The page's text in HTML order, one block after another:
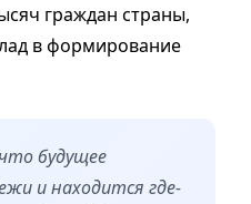
граждан страны,
в формирование
будущее
и находится где-